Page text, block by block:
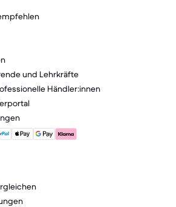
und Lehrkräfte
Händler:innen